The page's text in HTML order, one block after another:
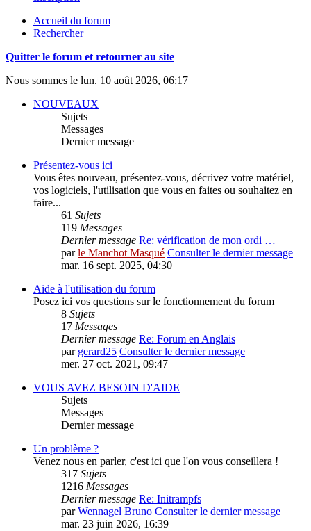
Accueil du forum
Rechercher
Quitter le forum et retourner au site
Nous sommes le lun. 10 août 2026, 06:17
NOUVEAUX
Sujets
Messages
Dernier message
Présentez-vous ici
Vous êtes nouveau, présentez-vous, décrivez votre matériel,
vos logiciels, l'utilisation que vous en faites ou souhaitez en
faire...
61 Sujets
119 Messages
Dernier message Re: vérification de mon ordi …
parle Manchot Masqué Consulter le dernier message
mar. 16 sept. 2025, 04:30
Aide à l'utilisation du forum
Posez ici vos questions sur le fonctionnement du forum
8 Sujets
17 Messages
Dernier message Re: Forum en Anglais
par gerard25 Consulter le dernier message
mer. 27 oct. 2021, 09:47
VOUS AVEZ BESOIN D'AIDE
Sujets
Messages
Dernier message
Un problème ?
Venez nous en parler, c'est ici que l'on vous conseillera !
317 Sujets
1216 Messages
Dernier message Re: Initrampfs
parWennagel Bruno Consulter le dernier message
mar. 23 juin 2026, 16:39